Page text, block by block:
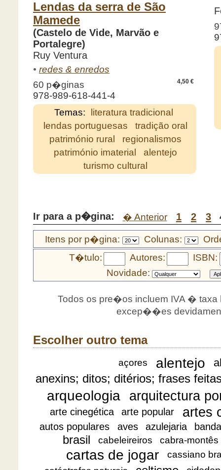
Lendas da serra de São
Mamede
(Castelo de Vide, Marvão e
Portalegre)
Ruy Ventura
• redes & enredos
4,50 €
60 p�ginas
978-989-618-441-4
Temas:
literatura tradicional
lendas portuguesas
tradição oral
património rural
regionalismos
património imaterial
alentejo
turismo cultural
Ir para a p�gina: � Anterior 1 2 3
Itens por p�gina: Colunas:
T�tulo:
Autores:
ISBN:
Novidade:
Todos os pre�os incluem IVA � taxa
excep��es
Escolher outro tema
açores alentejo
anexins; ditos; ditérios; frases
arqueologia arquitectura
arte cinegética arte popular artes
autos populares aves azulejaria
brasil cabeleireiros cabra-montês
cartas de jogar
cassiano